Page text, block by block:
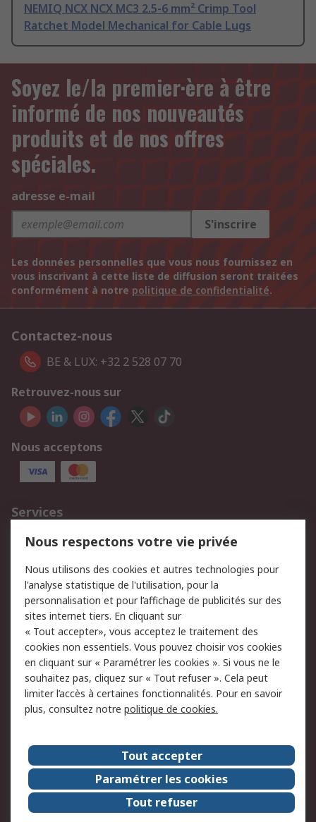
NEMIQ NCX NCX MC3 2.5-6 mm² Crimp Tool
Ratchet Model Mechanical for Cable Lugs
Soyez le/la premier·ère à être
informé de nos nouveautés
produits et de nos offres
spéciales.
adresse e-mail
S'inscrire
Les données personnelles que vous nous fournissez en
vous inscrivant à cette liste de diffusion seront traitées
conformément à notre politique de confidentialité.
Contactez-nous
BE & LUX: +32 2 528 07 70
Retrouvez-nous sur
Nous acceptons
Services
750.000 produits
2.500 marques
Retours
Support technique
Track & trace
Legal
Politique de cookies
Sécurité des e-mails
Politique de protection
des données - Mise à
jour
Conditions générales
de vente
A propos de RS
Le groupe RS Group
A propos de RS
RS dans le monde
Travaillez chez RS
ESG
Nous respectons votre vie privée
Nous utilisons des cookies et autres technologies pour
l'analyse statistique de l'utilisation, pour la
personnalisation et pour l’affichage de publicités sur des
sites internet tiers. En cliquant sur
« Tout accepter», vous acceptez le traitement des
cookies non essentiels. Vous pouvez choisir vos cookies
en cliquant sur « Paramétrer les cookies ». Si vous ne le
souhaitez pas, cliquez sur « Tout refuser ». Cela peut
limiter l’accès à certaines fonctionnalités. Pour en savoir
plus, consultez notre politique de cookies.
Tout accepter
Paramétrer les cookies
Tout refuser